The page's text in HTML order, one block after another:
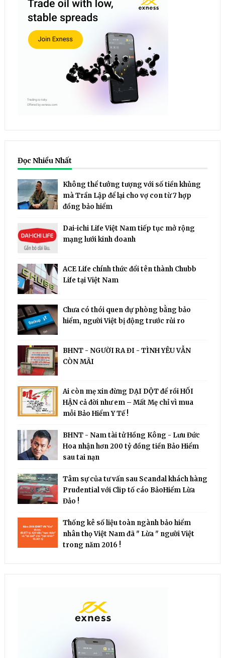
Đọc Nhiều Nhất
Không thể tưởng tượng với số tiền khủng
mà Trần Lập để lại cho vợ con từ 7 hợp
đồng bảo hiểm
Dai-ichi Life Việt Nam tiếp tục mở rộng
mạng lưới kinh doanh
ACE Life chính thức đổi tên thành Chubb
Life tại Việt Nam
Chưa có thói quen dự phòng bằng bảo
hiểm, người Việt bị động trước rủi ro
BHNT - NGƯỜI RA ĐI - TÌNH YÊU VẪN
CÒN MÃI
Ai còn mẹ xin đừng DẠI DỘT để rồi HỐI
HẬN cả đời như em – Mất Mẹ chỉ vì mua
mỗi Bảo Hiểm Y Tế !
BHNT - Nam tài tử Hồng Kông - Lưu Đức
Hoa nhận hơn 200 tỷ đồng tiền Bảo Hiểm
sau tai nạn
Tâm sự của tư vấn sau Scandal khách hàng
Prudential với Clip tố cáo BảoHiểm Lừa
Đảo !
Thống kê số liệu toàn ngành bảo hiểm
nhân thọ Việt Nam đã " Lừa " người Việt
trong năm 2016 !